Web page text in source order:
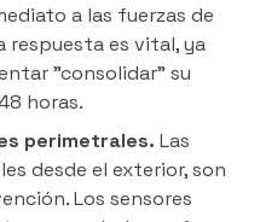
a las fuerzas de
respuesta es vital, ya
"consolidar" su
horas.
perimetrales. Las
desde el exterior, son
Los sensores